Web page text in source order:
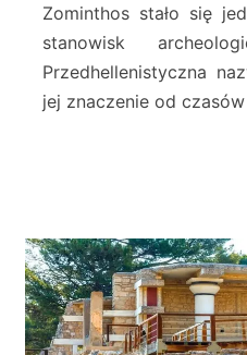
Zominthos stało się
stanowisk
Przedhellenistyczna
jej znaczenie od